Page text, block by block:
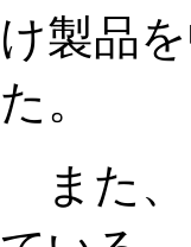
け製品
た。
また、